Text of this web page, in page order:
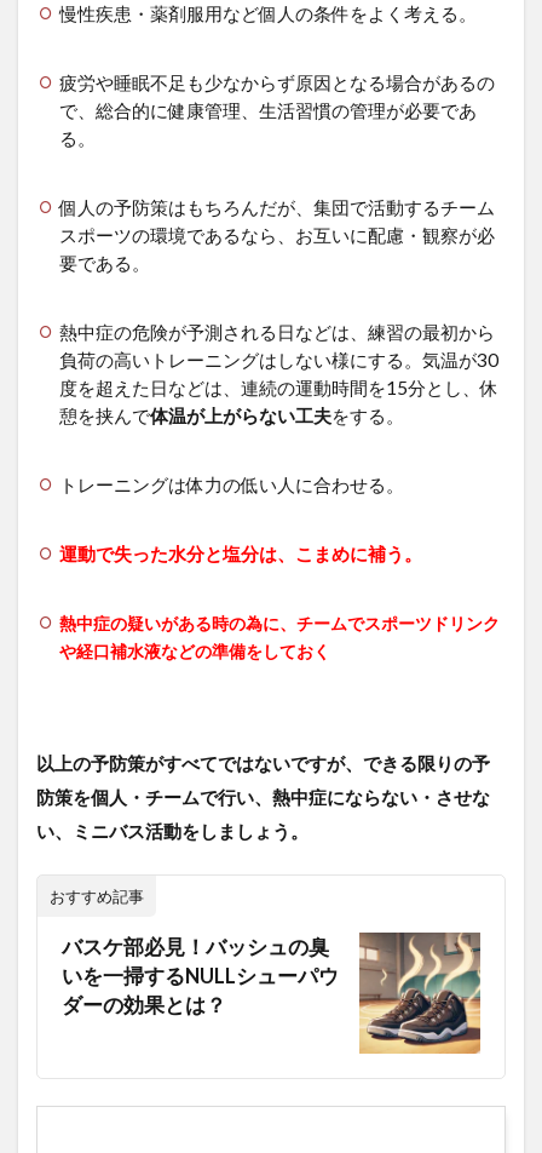
慢性疾患・薬剤服用など個人の条件をよく考える。
疲労や睡眠不足も少なからず原因となる場合があるの
で、総合的に健康管理、生活習慣の管理が必要であ
る。
個人の予防策はもちろんだが、集団で活動するチーム
スポーツの環境であるなら、お互いに配慮・観察が必
要である。
熱中症の危険が予測される日などは、練習の最初から
負荷の高いトレーニングはしない様にする。気温が30
度を超えた日などは、連続の運動時間を15分とし、休
憩を挟んで体温が上がらない工夫をする。
トレーニングは体力の低い人に合わせる。
運動で失った水分と塩分は、こまめに補う。
熱中症の疑いがある時の為に、チームでスポーツドリンク
や経口補水液などの準備をしておく
以上の予防策がすべてではないですが、できる限りの予
防策を個人・チームで行い、熱中症にならない・させな
い、ミニバス活動をしましょう。
おすすめ記事
バスケ部必見！バッシュの臭
いを一掃するNULLシューパウ
ダーの効果とは？